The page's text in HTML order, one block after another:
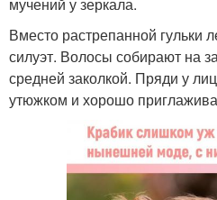
Вместо растрепанной гульки
силуэт. Волосы собирают на
средней заколкой. Пряди у
утюжком и хорошо